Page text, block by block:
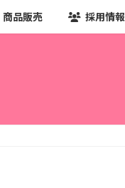
商品販売 採用情報